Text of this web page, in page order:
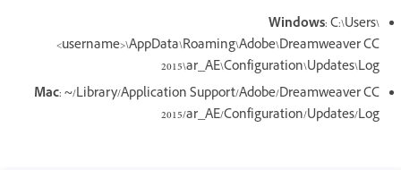
Windows: C:\Users\
<username>\AppData\Roaming\Adobe\Dreamweaver CC
2015\ar_AE\Configuration\Updates\Log
Mac: ~/Library/Application Support/Adobe/Dreamweaver CC
2015/ar_AE/Configuration/Updates/Log